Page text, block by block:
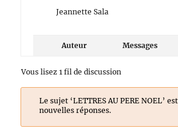
Jeannette Sala
Auteur Messages
Vous lisez 1 fil de discussion
Le sujet ‘LETTRES AU PERE NOEL’
nouvelles réponses.